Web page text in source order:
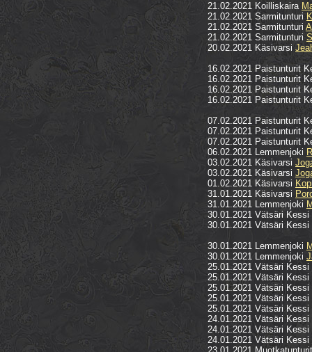
21.02.2021 Koilliskaira
21.02.2021 Sarmitunturi
21.02.2021 Sarmitunturi
21.02.2021 Sarmitunturi
20.02.2021 Käsivarsi
16.02.2021 Paistunturit
16.02.2021 Paistunturit
16.02.2021 Paistunturit
16.02.2021 Paistunturit
07.02.2021 Paistunturit
07.02.2021 Paistunturit
07.02.2021 Paistunturit
06.02.2021 Lemmenjoki
03.02.2021 Käsivarsi
03.02.2021 Käsivarsi
01.02.2021 Käsivarsi
31.01.2021 Käsivarsi
31.01.2021 Lemmenjoki
30.01.2021 Vätsäri Kessi
30.01.2021 Vätsäri Kessi
30.01.2021 Lemmenjoki
30.01.2021 Lemmenjoki
25.01.2021 Vätsäri Kessi
25.01.2021 Vätsäri Kessi
25.01.2021 Vätsäri Kessi
25.01.2021 Vätsäri Kessi
25.01.2021 Vätsäri Kessi
24.01.2021 Vätsäri Kessi
24.01.2021 Vätsäri Kessi
24.01.2021 Vätsäri Kessi